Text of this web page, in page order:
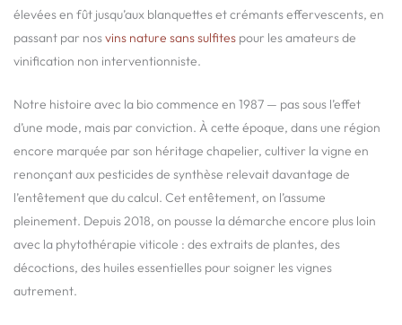
élevées en fût jusqu’aux blanquettes et crémants effervescents, en
passant par nosvins nature sans sulfites pour les amateurs de
vinification non interventionniste.
Notre histoire avec la bio commence en 1987 — pas sous l’effet
d’une mode, mais par conviction. À cette époque, dans une région
encore marquée par son héritage chapelier, cultiver la vigne en
renonçant aux pesticides de synthèse relevait davantage de
l’entêtement que du calcul. Cet entêtement, on l’assume
pleinement. Depuis 2018, on pousse la démarche encore plus loin
avec la phytothérapie viticole : des extraits de plantes, des
décoctions, des huiles essentielles pour soigner les vignes
autrement.